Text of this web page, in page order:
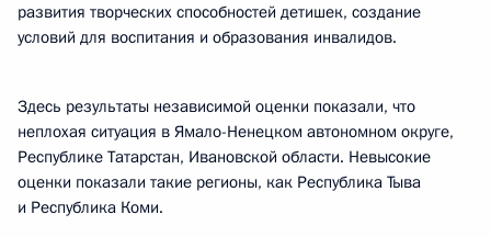
развития творческих способностей детишек, создание
условий для воспитания и образования инвалидов.
Здесь результаты независимой оценки показали, что
неплохая ситуация в Ямало-Ненецком автономном округе,
Республике Татарстан, Ивановской области. Невысокие
оценки показали такие регионы, как Республика Тыва
и Республика Коми.